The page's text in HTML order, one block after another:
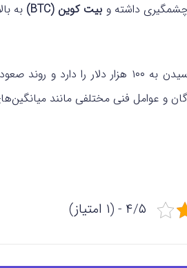
داشته و بیت کوین (BTC)
به
و عوامل فنی مختلفی مانند
۴/۵ - (۱ امتیاز)